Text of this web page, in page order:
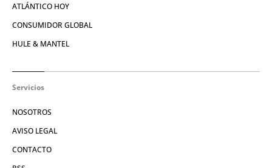
ATLÁNTICO HOY
CONSUMIDOR GLOBAL
HULE & MANTEL
Servicios
NOSOTROS
AVISO LEGAL
CONTACTO